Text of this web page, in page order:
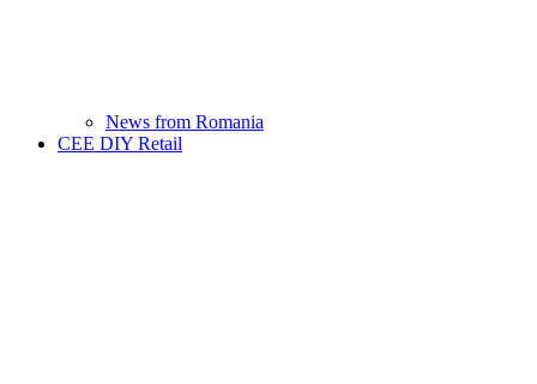
News from Romania
CEE DIY Retail